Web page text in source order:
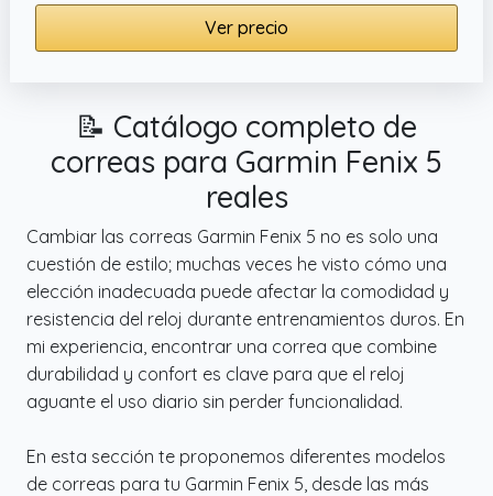
Ver precio
📝 Catálogo completo de
correas para Garmin Fenix 5
reales
Cambiar las correas Garmin Fenix 5 no es solo una
cuestión de estilo; muchas veces he visto cómo una
elección inadecuada puede afectar la comodidad y
resistencia del reloj durante entrenamientos duros. En
mi experiencia, encontrar una correa que combine
durabilidad y confort es clave para que el reloj
aguante el uso diario sin perder funcionalidad.
En esta sección te proponemos diferentes modelos
de correas para tu Garmin Fenix 5, desde las más